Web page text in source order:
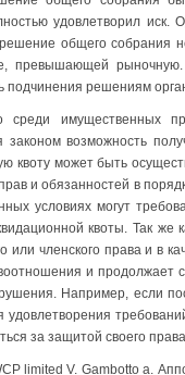
удовлетворил иск.
общего собрания
превышающей рыноч­ную.
подчинения решениям
среди имущественных
законом возможность
квоту может быть
и обязанностей в
условиях могут
квоты. Так же
или членского права и в
и продолжает
Например, если
удовлетворения
за защитой своего
limited V. Gambotto а.